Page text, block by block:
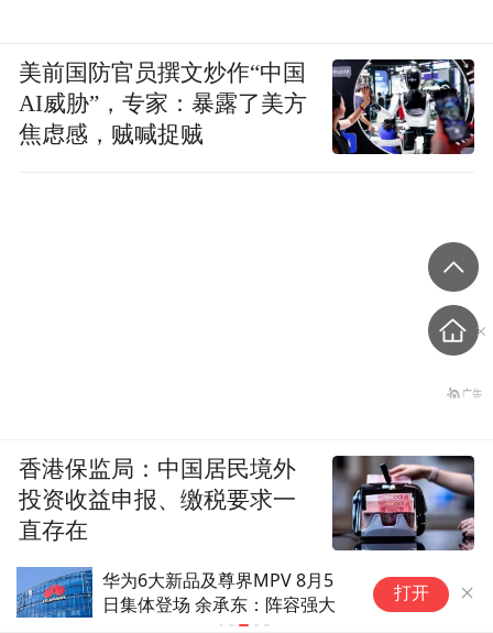
华为6大新品及尊界MPV 8月5
日集体登场 余承东：阵容强大
打开
美前国防官员撰文炒作“中国
AI威胁”，专家：暴露了美方
焦虑感，贼喊捉贼
香港保监局：中国居民境外
投资收益申报、缴税要求一
直存在